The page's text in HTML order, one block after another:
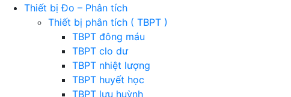
Thiết bị Đo – Phân tích
Thiết bị phân tích ( TBPT )
TBPT đông máu
TBPT clo dư
TBPT nhiệt lượng
TBPT huyết học
TBPT lưu huỳnh